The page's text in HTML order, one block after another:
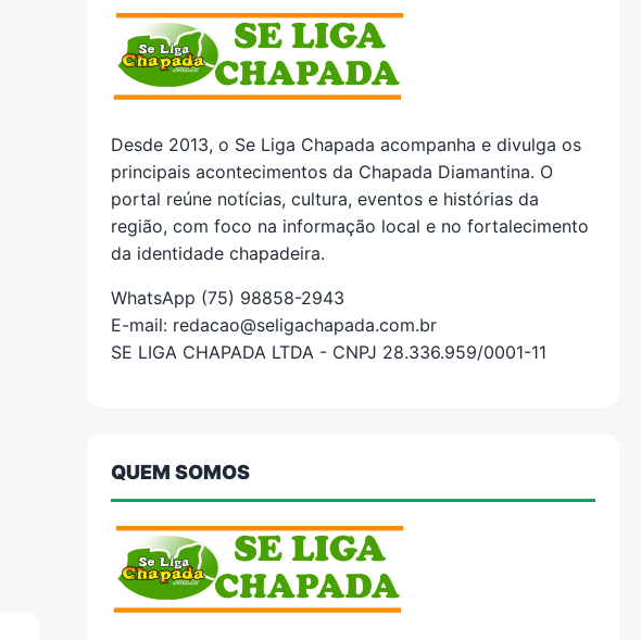
Desde 2013, o Se Liga Chapada acompanha e divulga os
principais acontecimentos da Chapada Diamantina. O
portal reúne notícias, cultura, eventos e histórias da
região, com foco na informação local e no fortalecimento
da identidade chapadeira.
WhatsApp (75) 98858-2943
E-mail: redacao@seligachapada.com.br
SE LIGA CHAPADA LTDA - CNPJ 28.336.959/0001-11
QUEM SOMOS